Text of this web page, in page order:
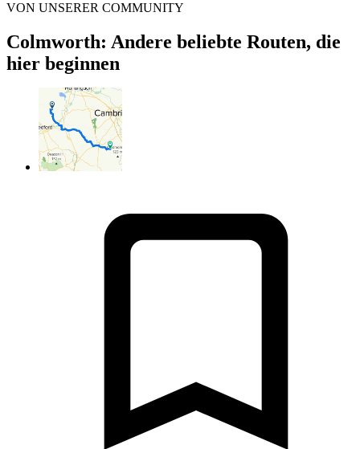
VON UNSERER COMMUNITY
Colmworth: Andere beliebte Routen, die
hier beginnen